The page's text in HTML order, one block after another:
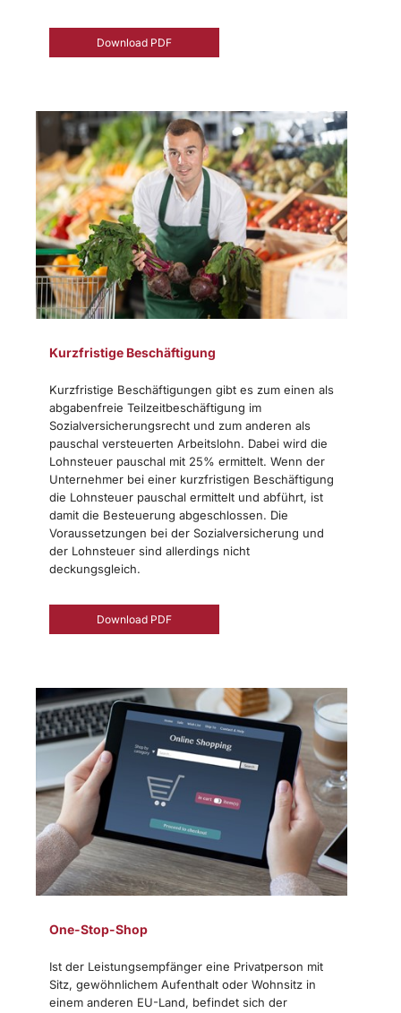
Download PDF
Kurzfristige Beschäftigung
Kurzfristige Beschäftigungen gibt es zum einen als
abgabenfreie Teilzeitbeschäftigung im
Sozialversicherungsrecht und zum anderen als
pauschal versteuerten Arbeitslohn. Dabei wird die
Lohnsteuer pauschal mit 25% ermittelt. Wenn der
Unternehmer bei einer kurzfristigen Beschäftigung
die Lohnsteuer pauschal ermittelt und abführt, ist
damit die Besteuerung abgeschlossen. Die
Voraussetzungen bei der Sozialversicherung und
der Lohnsteuer sind allerdings nicht
deckungsgleich.
Download PDF
One-Stop-Shop
Ist der Leistungsempfänger eine Privatperson mit
Sitz, gewöhnlichem Aufenthalt oder Wohnsitz in
einem anderen EU-Land, befindet sich der